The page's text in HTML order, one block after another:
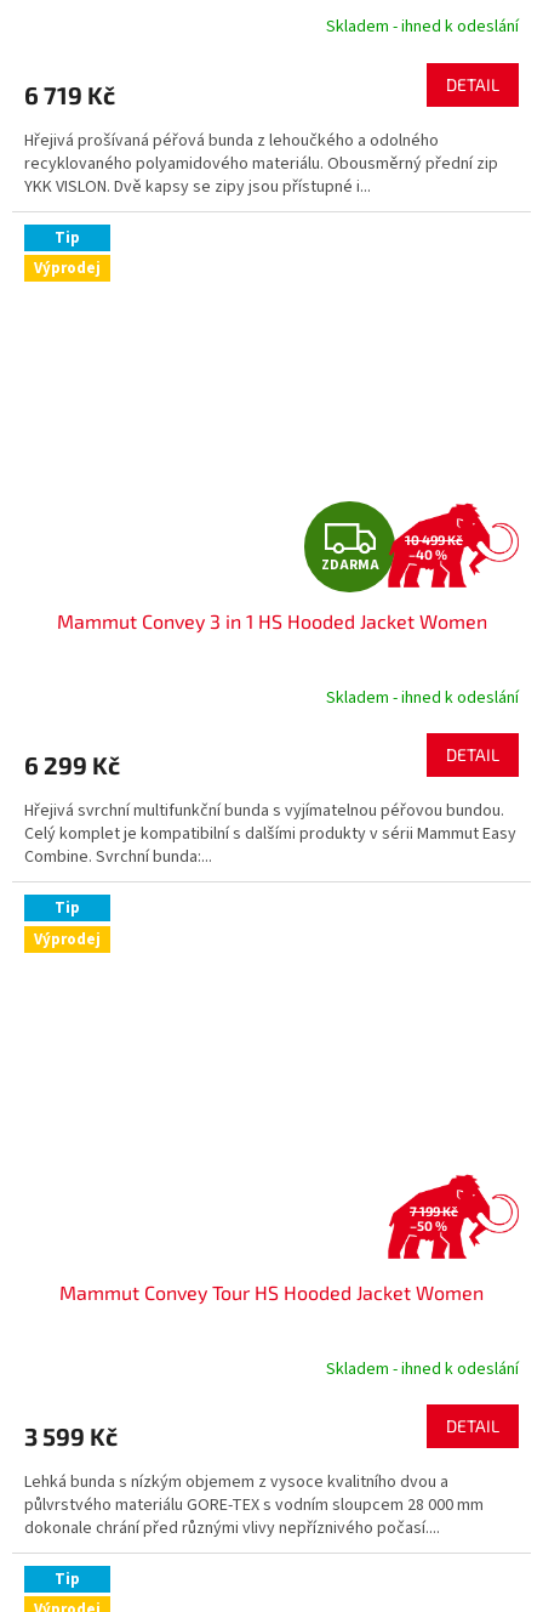
R
A
Skladem - ihned k odeslání
6 719 Kč DETAIL
Hřejivá prošívaná péřová bunda z lehoučkého a odolného
recyklovaného polyamidového materiálu. Obousměrný přední zip
YKK VISLON. Dvě kapsy se zipy jsou přístupné i...
Tip
Výprodej
Z
D
A
R
A
ZDARMA
10 499 Kč
–40 %
Mammut Convey 3 in 1 HS Hooded Jacket Women
Skladem - ihned k odeslání
6 299 Kč DETAIL
Hřejivá svrchní multifunkční bunda s vyjímatelnou péřovou bundou.
Celý komplet je kompatibilní s dalšími produkty v sérii Mammut Easy
Combine. Svrchní bunda:...
Tip
Výprodej
7 199 Kč
–50 %
Mammut Convey Tour HS Hooded Jacket Women
Skladem - ihned k odeslání
3 599 Kč DETAIL
Lehká bunda s nízkým objemem z vysoce kvalitního dvou a
půlvrstvého materiálu GORE-TEX s vodním sloupcem 28 000 mm
dokonale chrání před různými vlivy nepříznivého počasí....
Tip